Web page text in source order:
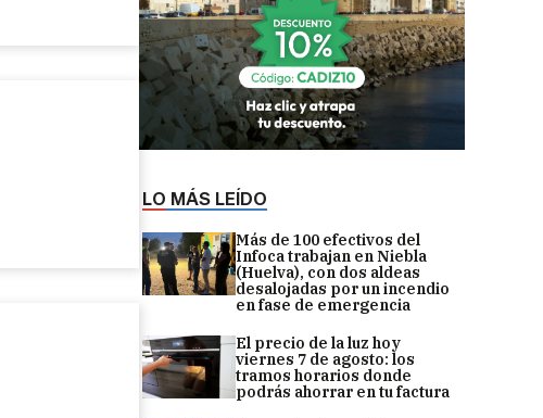
LO MÁS LEÍDO
Más de 100 efectivos del
Infoca trabajan en Niebla
(Huelva), con dos aldeas
desalojadas por un incendio
en fase de emergencia
El precio de la luz hoy
viernes 7 de agosto: los
tramos horarios donde
podrás ahorrar en tu factura